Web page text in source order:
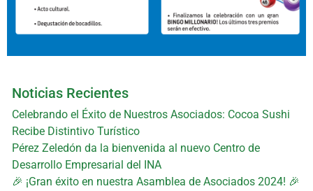
Noticias Recientes
Celebrando el Éxito de Nuestros Asociados: Cocoa Sushi
Recibe Distintivo Turístico
Pérez Zeledón da la bienvenida al nuevo Centro de
Desarrollo Empresarial del INA
🎉 ¡Gran éxito en nuestra Asamblea de Asociados 2024! 🎉